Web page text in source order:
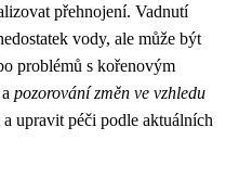
přehnojení. Vadnutí
vody, ale může být
problémů s kořenovým
pozorování změn ve vzhledu
upravit péči podle aktuálních